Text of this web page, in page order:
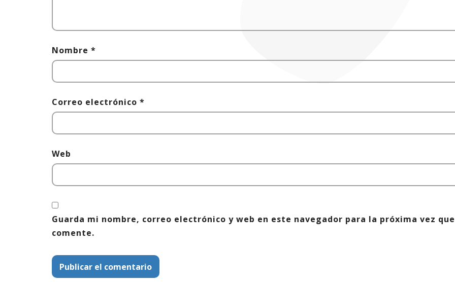
Nombre *
Correo electrónico *
Web
Guarda mi nombre, correo electrónico y web en este navegador para la próxima vez que
comente.